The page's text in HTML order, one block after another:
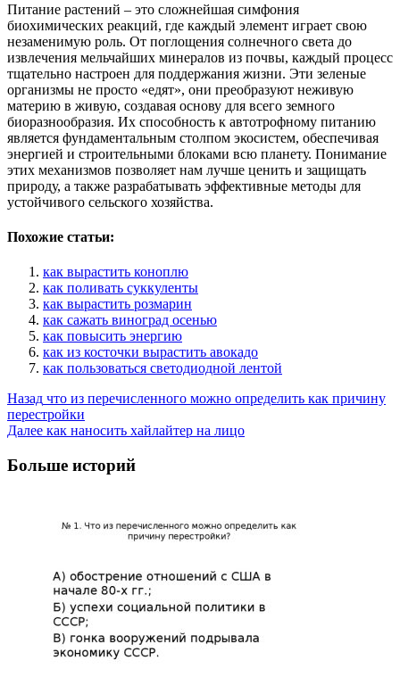
Питание растений – это сложнейшая симфония
биохимических реакций, где каждый элемент играет свою
незаменимую роль. От поглощения солнечного света до
извлечения мельчайших минералов из почвы, каждый процесс
тщательно настроен для поддержания жизни. Эти зеленые
организмы не просто «едят», они преобразуют неживую
материю в живую, создавая основу для всего земного
биоразнообразия. Их способность к автотрофному питанию
является фундаментальным столпом экосистем, обеспечивая
энергией и строительными блоками всю планету. Понимание
этих механизмов позволяет нам лучше ценить и защищать
природу, а также разрабатывать эффективные методы для
устойчивого сельского хозяйства.
Похожие статьи:
как вырастить коноплю
как поливать суккуленты
как вырастить розмарин
как сажать виноград осенью
как повысить энергию
как из косточки вырастить авокадо
как пользоваться светодиодной лентой
Post
Navigation
Назад что из перечисленного можно определить как причину
перестройки
Далее как наносить хайлайтер на лицо
Больше историй